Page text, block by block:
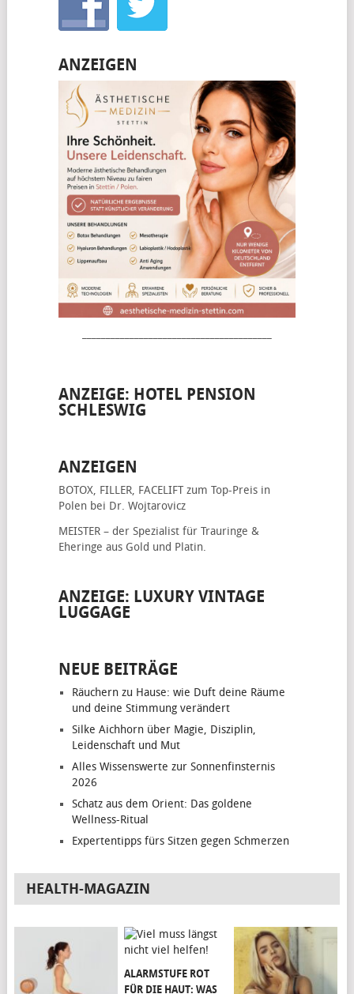
ANZEIGEN
ANZEIGE: HOTEL PENSION
SCHLESWIG
ANZEIGEN
BOTOX, FILLER, FACELIFTzum Top-Preis in
Polen bei Dr. Wojtarovicz
MEISTER – der Spezialist für Trauringe &
Eheringe aus Gold und Platin.
ANZEIGE: LUXURY VINTAGE
LUGGAGE
NEUE BEITRÄGE
Räuchern zu Hause: wie Duft deine Räume
und deine Stimmung verändert
Silke Aichhorn über Magie, Disziplin,
Leidenschaft und Mut
Alles Wissenswerte zur Sonnenfinsternis
2026
Schatz aus dem Orient: Das goldene
Wellness-Ritual
Expertentipps fürs Sitzen gegen Schmerzen
HEALTH-MAGAZIN
ALARMSTUFE ROT
FÜR DIE HAUT: WAS